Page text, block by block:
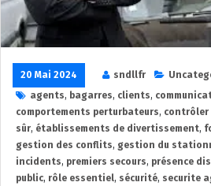
20 Mai 2024 sndllfr
agents, bagarres, clients,
comportements perturbateurs, contrôler
sûr, établissements de divertissement,
gestion des conflits, gestion du
incidents, premiers secours, présence
public, rôle essentiel, sécurité, securite